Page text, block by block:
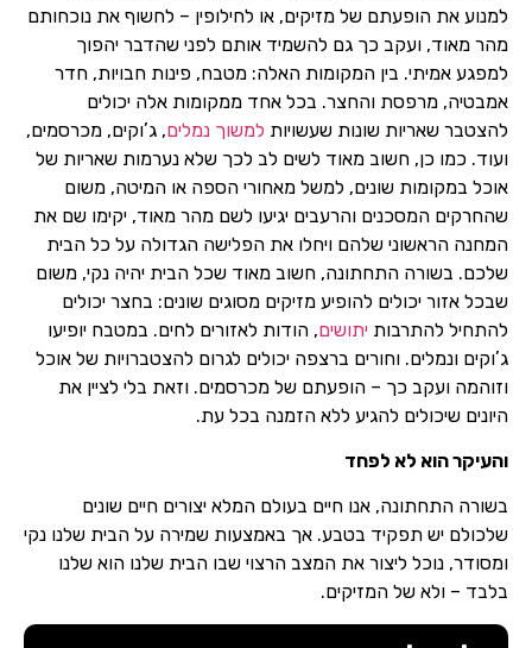
למנוע את הופעתם של מזיקים, או לחילופין – לחשוף את נוכחותם
מהר מאוד, ועקב כך גם להשמיד אותם לפני שהדבר יהפוך
למפגע אמיתי. בין המקומות האלה: מטבח, פינות חבויות, חדר
אמבטיה, מרפסת והחצר. בכל אחד ממקומות אלה יכולים
להצטבר שאריות שונות שעשויות למשוך נמלים, ג’וקים, מכרסמים,
ועוד. כמו כן, חשוב מאוד לשים לב לכך שלא נערמות שאריות של
אוכל במקומות שונים, למשל מאחורי הספה או המיטה, משום
שהחרקים המסכנים והרעבים יגיעו לשם מהר מאוד, יקימו שם את
המחנה הראשוני שלהם ויחלו את הפלישה הגדולה על כל הבית
שלכם. בשורה התחתונה, חשוב מאוד שכל הבית יהיה נקי, משום
שבכל אזור יכולים להופיע מזיקים מסוגים שונים: בחצר יכולים
להתחיל להתרבות יתושים, הודות לאזורים לחים. במטבח יופיעו
ג’וקים ונמלים. וחורים ברצפה יכולים לגרום להצטברויות של אוכל
וזוהמה ועקב כך – הופעתם של מכרסמים. וזאת בלי לציין את
היונים שיכולים להגיע ללא הזמנה בכל עת.
והעיקר הוא לא לפחד
בשורה התחתונה, אנו חיים בעולם המלא יצורים חיים שונים
שלכולם יש תפקיד בטבע. אך באמצעות שמירה על הבית שלנו נקי
ומסודר, נוכל ליצור את המצב הרצוי שבו הבית שלנו הוא שלנו
בלבד – ולא של המזיקים.